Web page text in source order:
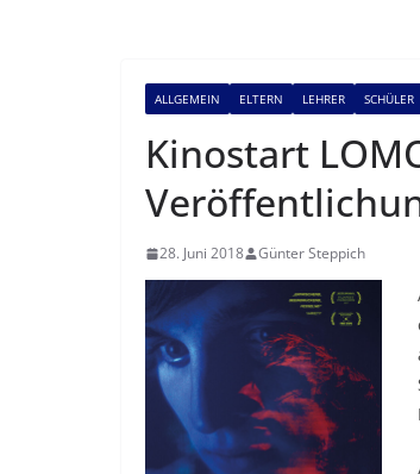
ALLGEMEIN ELTERN LEHRER SCHÜLER
Kinostart
28. Juni 2018 Günter Steppich